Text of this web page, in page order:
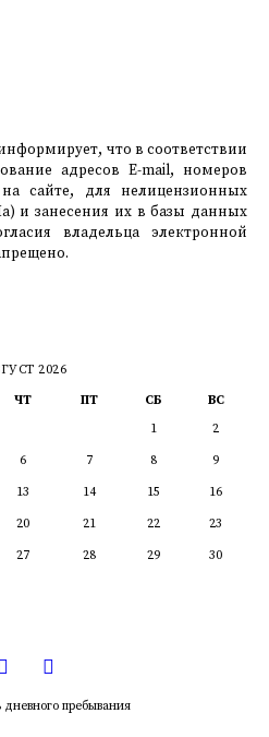
что в соответствии
адресов E-mail, номеров
сайте, для нелицензионных
и занесения их в базы данных
владельца электронной
2026
ЧТ ПТ СБ
ВС
1
2
6 7 8
9
13 14 15
16
20 21 22
23
27 28 29
30
Одноклассники
ВКОНТАКТЕ
дневного пребывания